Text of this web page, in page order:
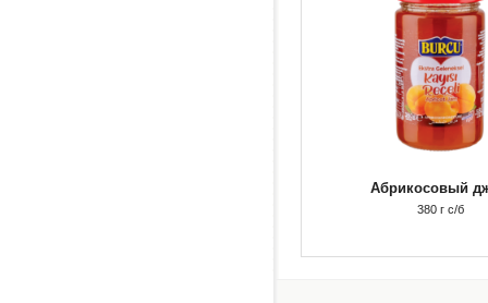
Абрикосовый
380 г с/б